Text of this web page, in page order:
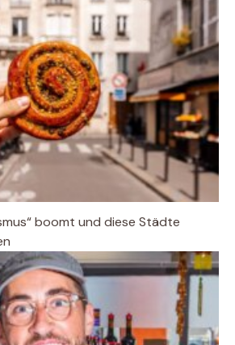
boomt und diese Städte